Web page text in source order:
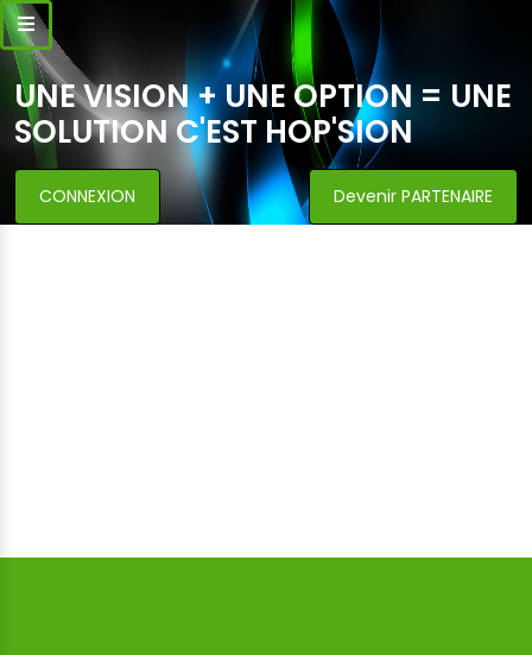
UNE VISION + UNE OPTION = UNE
SOLUTION C'EST HOP'SION
CONNEXION Devenir PARTENAIRE